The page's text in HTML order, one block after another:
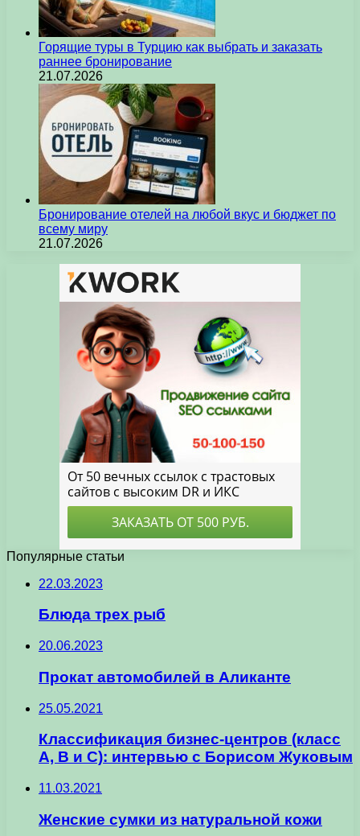
Горящие туры в Турцию как выбрать и заказать
раннее бронирование
21.07.2026
Бронирование отелей на любой вкус и бюджет по
всему миру
21.07.2026
Популярные статьи
22.03.2023
Блюда трех рыб
20.06.2023
Прокат автомобилей в Аликанте
25.05.2021
Классификация бизнес-центров (класс
А, B и C): интервью с Борисом Жуковым
11.03.2021
Женские сумки из натуральной кожи